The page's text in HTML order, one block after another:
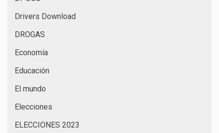
Drivers Download
DROGAS
Economía
Educación
El mundo
Elecciones
ELECCIONES 2023